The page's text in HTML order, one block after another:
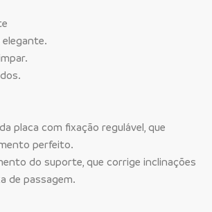
placa com fixação regulável, que
perfeito.
do suporte, que corrige inclinações
de passagem.